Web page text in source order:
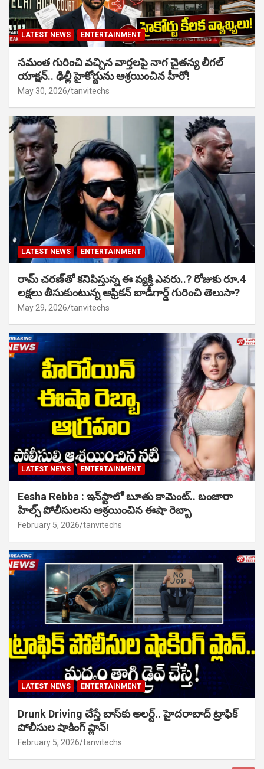
LATEST NEWS ENTERTAINMENT
సమంత గురించి వచ్చిన వార్తలపై నాగ చైతన్య లీగల్
యాక్షన్.. ఢిల్లీ హైకోర్టును ఆశ్రయించిన హీరో!
May 30, 2026 tanvitechs
LATEST NEWS ENTERTAINMENT
రామ్ చరణ్‌తో కనిపిస్తున్న ఈ వ్యక్తి ఎవరు..? రోజుకు రూ.4
లక్షలు తీసుకుంటున్న ఆఫ్రికన్ బాడీగార్డ్ గురించి తెలుసా?
May 29, 2026 tanvitechs
LATEST NEWS ENTERTAINMENT
Eesha Rebba : ఇన్‌స్టాలో బూతు కామెంట్.. బంజారా
హిల్స్ పోలీసులను ఆశ్రయించిన ఈషా రెబ్బా
February 5, 2026 tanvitechs
LATEST NEWS ENTERTAINMENT
Drunk Driving చేస్తే బాస్‌కు అలర్ట్.. హైదరాబాద్ ట్రాఫిక్
పోలీసుల షాకింగ్ ప్లాన్!
February 5, 2026 tanvitechs